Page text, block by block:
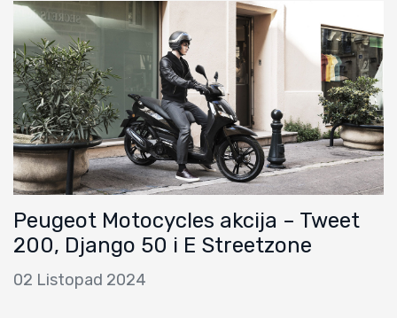
Peugeot Motocycles akcija – Tweet
200, Django 50 i E Streetzone
02 Listopad 2024